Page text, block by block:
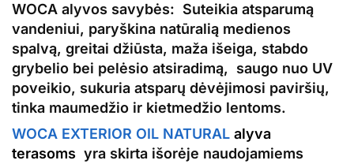
WOCA alyvos savybės: Suteikia atsparumą
vandeniui, paryškina natūralią medienos
spalvą, greitai džiūsta, maža išeiga, stabdo
grybelio bei pelėsio atsiradimą, saugo nuo UV
poveikio, sukuria atsparų dėvėjimosi paviršių,
tinka maumedžio ir kietmedžio lentoms.
WOCA EXTERIOR OIL NATURAL alyva
terasoms yra skirta išorėje naudojamiems